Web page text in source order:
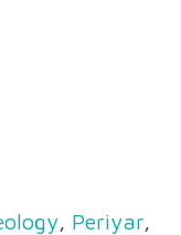
, Periyar,